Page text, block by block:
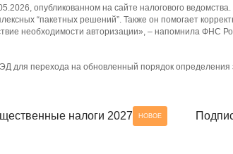
налоги 2027 НОВОЕ
опубликованном на сайте налогового
“пакетных решений”. Также он помогает
необходимости авторизации», – напомнила ФНС
для перехода на обновленный порядок определения